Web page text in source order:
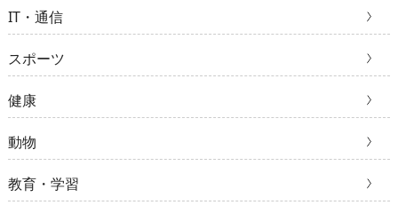
IT・通信
スポーツ
健康
動物
教育・学習